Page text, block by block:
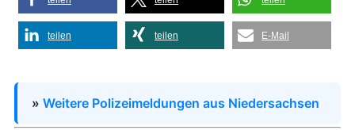
teilen teilen E-Mail
» Weitere Polizeimeldungen aus Niedersachsen